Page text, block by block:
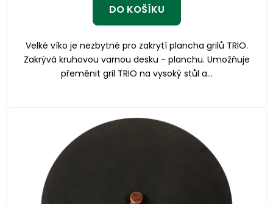
DO KOŠÍKU
Velké víko je nezbytné pro zakrytí plancha grilů TRIO.
Zakrývá kruhovou varnou desku - planchu. Umožňuje
přeměnit gril TRIO na vysoký stůl a...